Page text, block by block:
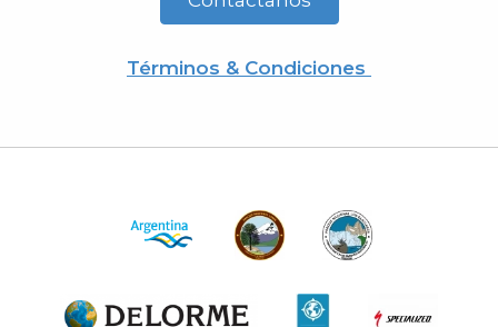
Términos & Condiciones